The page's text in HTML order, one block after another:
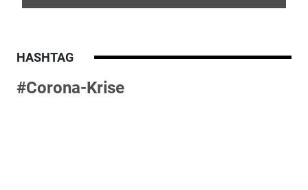
HASHTAG
#Corona-Krise